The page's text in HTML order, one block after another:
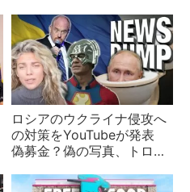
ロシアのウクライナ侵攻へ
の対策をYouTubeが発表
偽募金？偽の写真、トロー
プーチンの母